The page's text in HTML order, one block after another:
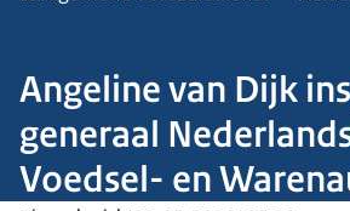
Angeline van Dijk
generaal
Voedsel- en